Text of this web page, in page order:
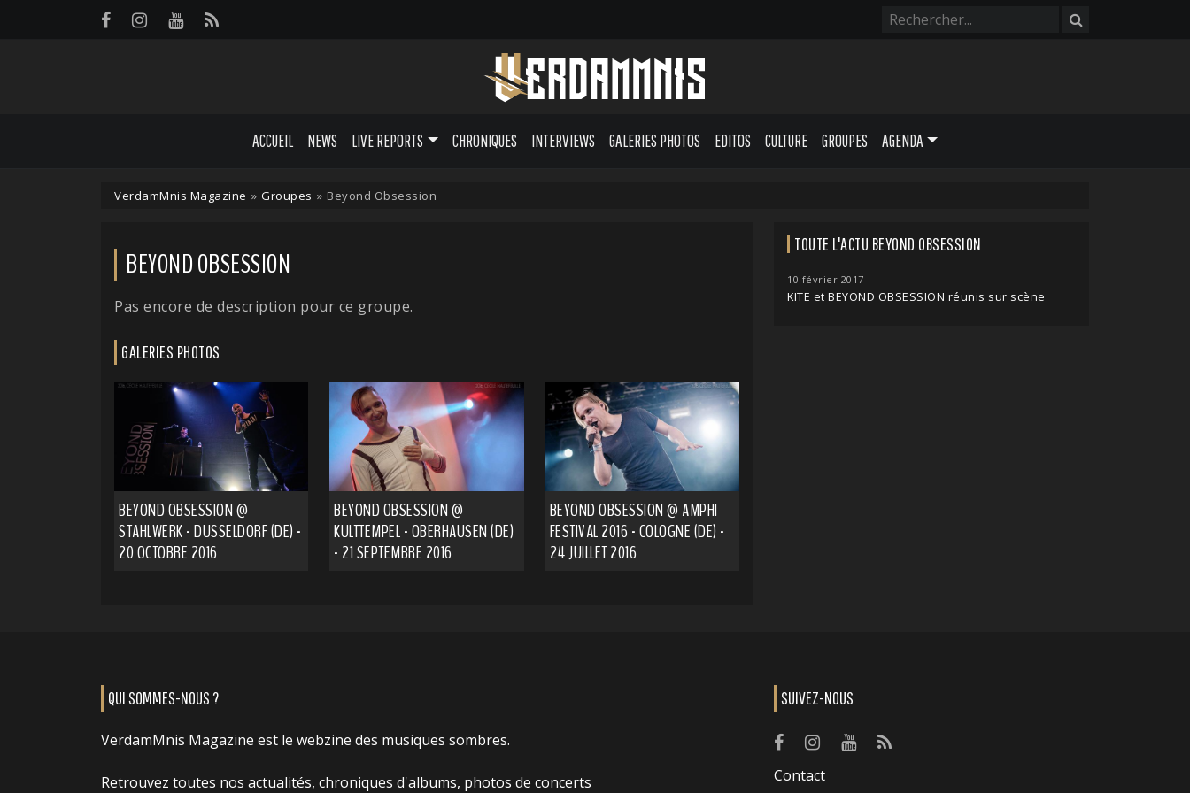
ACCUEIL NEWS LIVE REPORTS CHRONIQUES INTERVIEWS GALERIES PHOTOS EDITOS CULTURE GROUPES AGENDA
VerdamMnis Magazine » Groupes » Beyond Obsession
BEYOND OBSESSION
Pas encore de description pour ce groupe.
GALERIES PHOTOS
BEYOND OBSESSION @
STAHLWERK - DUSSELDORF (DE) -
20 OCTOBRE 2016
BEYOND OBSESSION @
KULTTEMPEL - OBERHAUSEN (DE)
- 21 SEPTEMBRE 2016
BEYOND OBSESSION @ AMPHI
FESTIVAL 2016 - COLOGNE (DE) -
24 JUILLET 2016
TOUTE L'ACTU BEYOND OBSESSION
10 février 2017
KITE et BEYOND OBSESSION réunis sur scène
QUI SOMMES-NOUS ?
VerdamMnis Magazine est le webzine des musiques sombres.
Retrouvez toutes nos actualités, chroniques d'albums, photos de concerts
SUIVEZ-NOUS
Contact
Panneau de gestion des cookies